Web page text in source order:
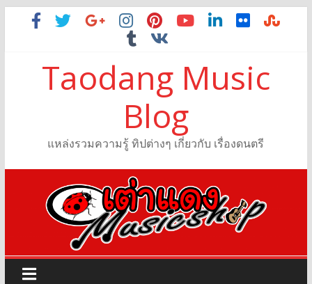
Taodang Music
Blog
แหล่งรวมความรู้ ทิปต่างๆ เกี่ยวกับ เรื่องดนตรี